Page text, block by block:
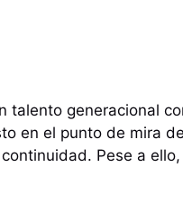
talento generacional
en el punto de mira
Pese a